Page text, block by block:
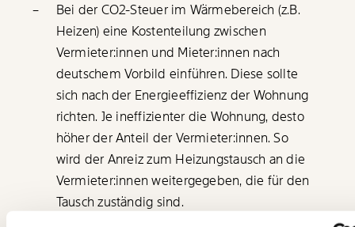
WerdeFördermitgliedund wir können
gemeinsam unsere Wirtschaft so gestalten, dass
sie für alle funktioniert. Unsere Recherchen sind
für alle frei im Netz. Unabhängig und werbefrei.
Und das wird auch so bleiben. Kämpf’ mit uns für
den Fortschritt und unterstütze uns mit Deinem
Mitgliedsbeitrag.
Du überweist lieber direkt?
Hier unsere IBAN: AT34 4300 0498 0007 6017
Deine Spende absetzen:Fragen und Antworten.
Immer auf dem
Laufenden bleiben
mit unseren gratis
Bei der CO2-Steuerim Wärmebereich (z.B.
Heizen) eine Kostenteilung zwischen
Vermieter:innen und Mieter:innen nach
deutschem Vorbild einführen. Diese sollte
sich nach der Energieeffizienz der Wohnung
richten. Je ineffizienter die Wohnung, desto
höher der Anteil der Vermieter:innen. So
wird der Anreiz zum Heizungstausch an die
Vermieter:innen weitergegeben, die für den
Tausch zuständig sind.